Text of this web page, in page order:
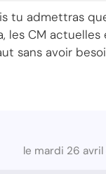
tu admettras
les CM
sans avoir
le mardi 26 avril